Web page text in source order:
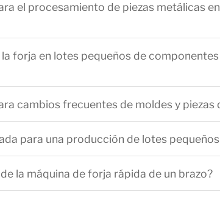
el procesamiento de piezas metálicas
forja en lotes pequeños de
cambios frecuentes de moldes y piezas
para una producción de lotes
la máquina de forja rápida de un brazo?